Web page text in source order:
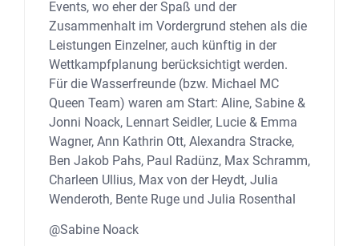
Events, wo eher der Spaß und der
Zusammenhalt im Vordergrund stehen als die
Leistungen Einzelner, auch künftig in der
Wettkampfplanung berücksichtigt werden.
Für die Wasserfreunde (bzw. Michael MC
Queen Team) waren am Start: Aline, Sabine &
Jonni Noack, Lennart Seidler, Lucie & Emma
Wagner, Ann Kathrin Ott, Alexandra Stracke,
Ben Jakob Pahs, Paul Radünz, Max Schramm,
Charleen Ullius, Max von der Heydt, Julia
Wenderoth, Bente Ruge und Julia Rosenthal
@Sabine Noack